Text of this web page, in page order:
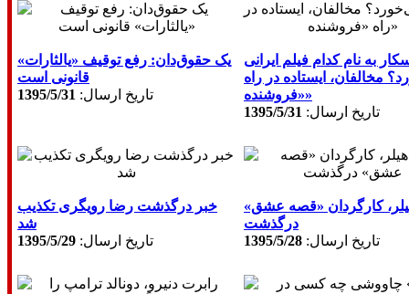
یک حقوق‌دان: رفع توقیف «یالثارات»
قانونی است
تاريخ ارسال: 1395/5/31
به نام کدام فیلم ایرانی
مخالفان، ایستاده در راه
«فروشنده»
تاريخ ارسال: 1395/5/31
خبر درگذشت رضا رویگری تکذیب
شد
تاريخ ارسال: 1395/5/29
کارگردان «قصه عشق»
درگذشت
تاريخ ارسال: 1395/5/28